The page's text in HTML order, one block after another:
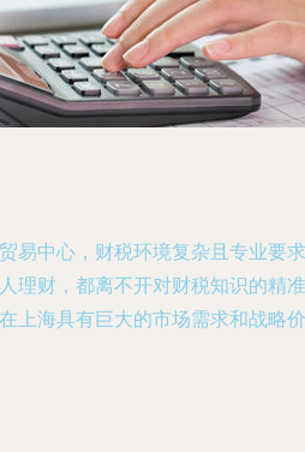
易中心，财税环境复杂且专业要求
理财，都离不开对财税知识的精准
上海具有巨大的市场需求和战略价